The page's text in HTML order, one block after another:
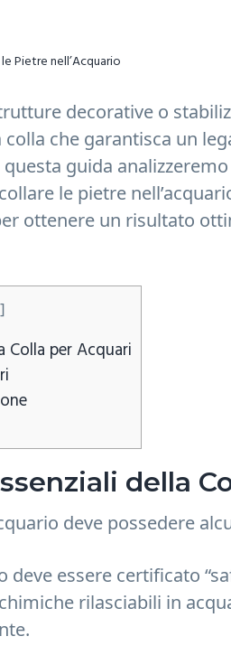
Pietre nell’Acquario
decorative o
che garantisca un
guida
le pietre
ottenere un risultato
]
Colla per Acquari
della
deve possedere
deve essere certificato
rilasciabili in